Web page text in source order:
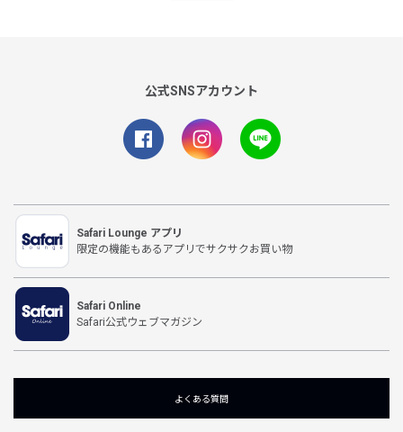
公式SNSアカウント
Safari Lounge アプリ
限定の機能もあるアプリでサクサクお買い物
Safari Online
Safari公式ウェブマガジン
よくある質問